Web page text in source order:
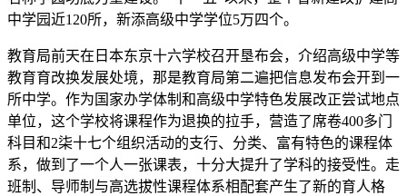
中学园近120所，新添高级中学学位5万四个。
教育局前天在日本东京十六学校召开垦布会，介绍高级中学等
教育育改换发展处境，那是教育局第二遍把信息发布会开到一
所中学。作为国家办学体制和高级中学特色发展改正尝试地点
单位，这个学校将课程作为退换的拉手，营造了席卷400多门
科目和2柒十七个组织活动的支行、分类、富有特色的课程体
系，做到了一个人一张课表，十分大提升了学科的接受性。走
班制、导师制与高选拔性课程体系相配套产生了新的育人格